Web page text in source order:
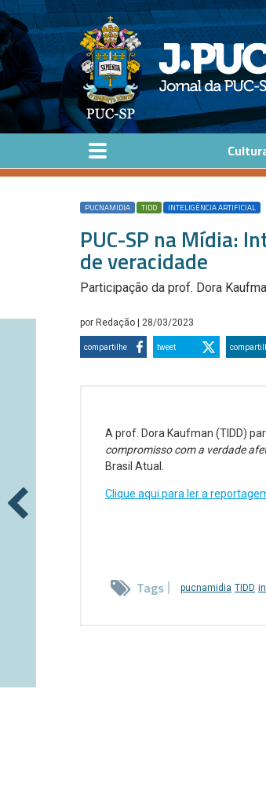
Pular para o conteúdo principal
PUCNAMIDIA TIDD INTELIGÊNCIA ARTIFICIAL
PUC-SP na Mídia:
de veracidade
Participação da prof. Dora
por Redação | 28/03/2023
compartilhe tweet
A prof. Dora Kaufman (TIDD)
compromisso com a verdade
Brasil Atual.
Clique aqui para ler a
Tags pucnamidia TIDD